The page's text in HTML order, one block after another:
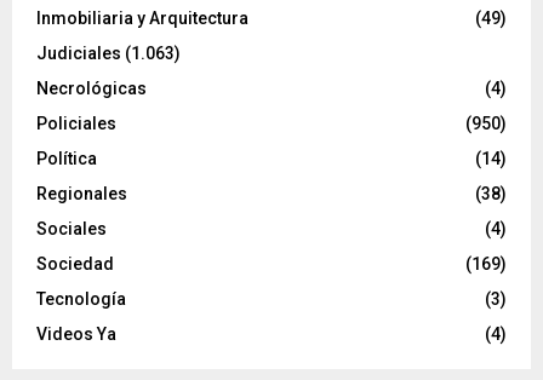
Inmobiliaria y Arquitectura
(49)
Judiciales (1.063)
Necrológicas
(4)
Policiales
(950)
Política
(14)
Regionales
(38)
Sociales
(4)
Sociedad
(169)
Tecnología
(3)
Videos Ya
(4)